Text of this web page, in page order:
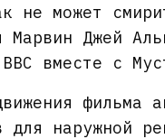
не может
Марвин Джей
вместе с
фильма
для наружной